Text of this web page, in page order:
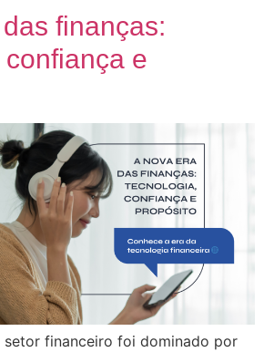
finanças:
e
setor financeiro foi dominado por